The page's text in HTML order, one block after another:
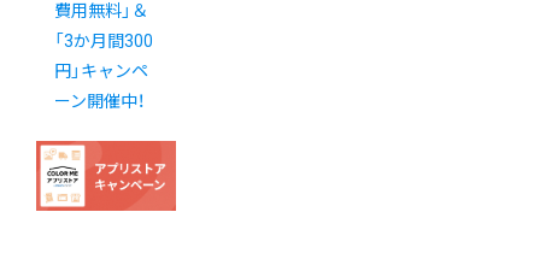
費用無料」＆
「3か月間300
円」キャンペ
ーン開催中！